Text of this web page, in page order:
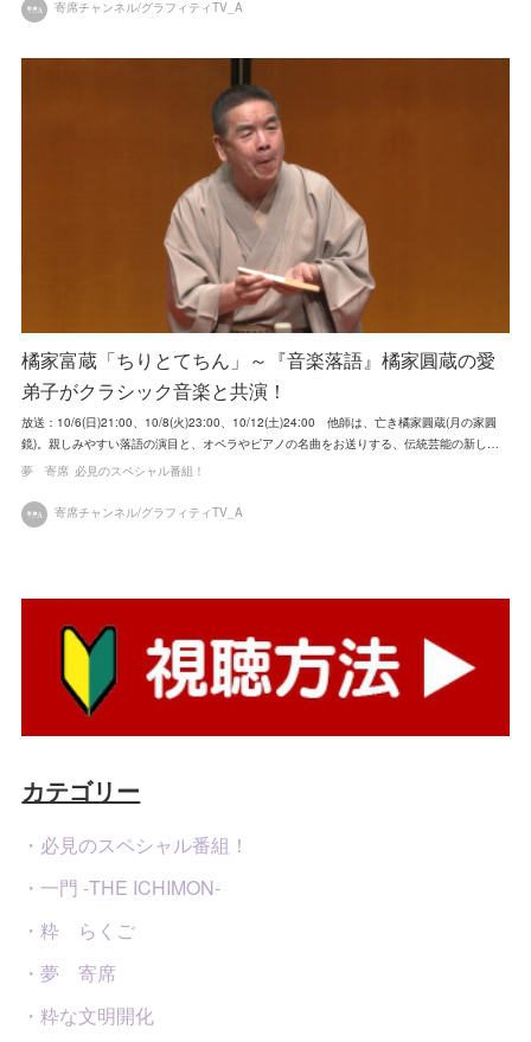
寄席チャンネル/グラフィティTV_A
橘家富蔵「ちりとてちん」～『音楽落語』橘家圓蔵の愛
弟子がクラシック音楽と共演！
放送：10/6(日)21:00、10/8(火)23:00、10/12(土)24:00 他師は、亡き橘家圓蔵(月の家圓
鏡)。親しみやすい落語の演目と、オペラやピアノの名曲をお送りする、伝統芸能の新し…
夢 寄席 必見のスペシャル番組！
寄席チャンネル/グラフィティTV_A
カテゴリー
・必見のスペシャル番組！
・一門 -THE ICHIMON-
・粋 らくご
・夢 寄席
・粋な文明開化